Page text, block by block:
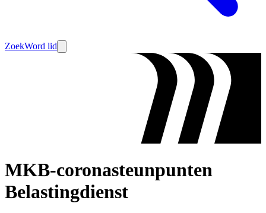
ZoekWord lid
MKB-coronasteunpunten
Belastingdienst